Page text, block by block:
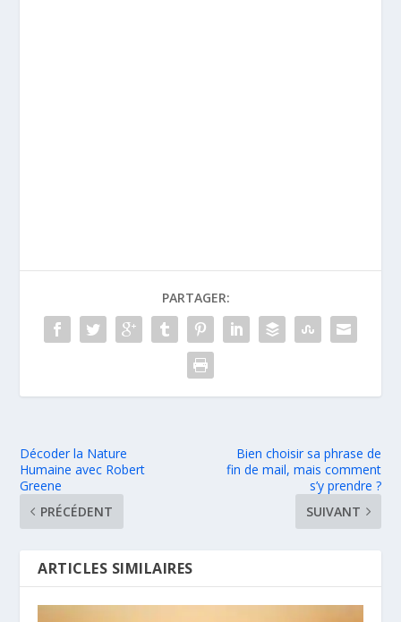
PARTAGER:
Décoder la Nature
Humaine avec Robert
Greene
PRÉCÉDENT
Bien choisir sa phrase de
fin de mail, mais comment
s’y prendre ?
SUIVANT
ARTICLES SIMILAIRES